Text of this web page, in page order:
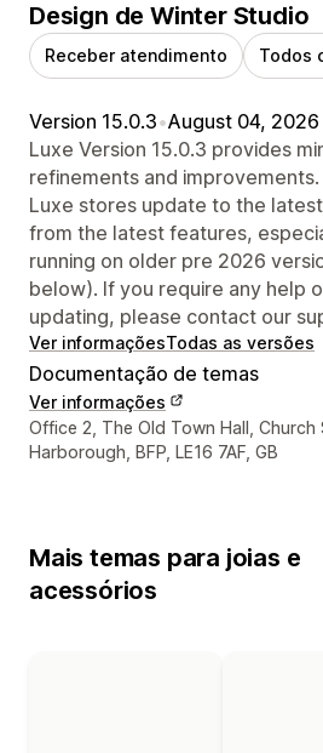
Design de Winter Studio
Receber atendimento Todos
Version 15.0.3•August 04, 2026
Luxe Version 15.0.3 provides
refinements and
Luxe stores update to the
from the latest features,
running on older pre 2026
below). If you require any help
updating, please contact our
Ver informaçõesTodas as versões
Documentação de temas
Ver informações
Informações de contato do
Office 2, The Old Town Hall, Church
Harborough, BFP, LE16 7AF, GB
Mais temas para joias e
acessórios